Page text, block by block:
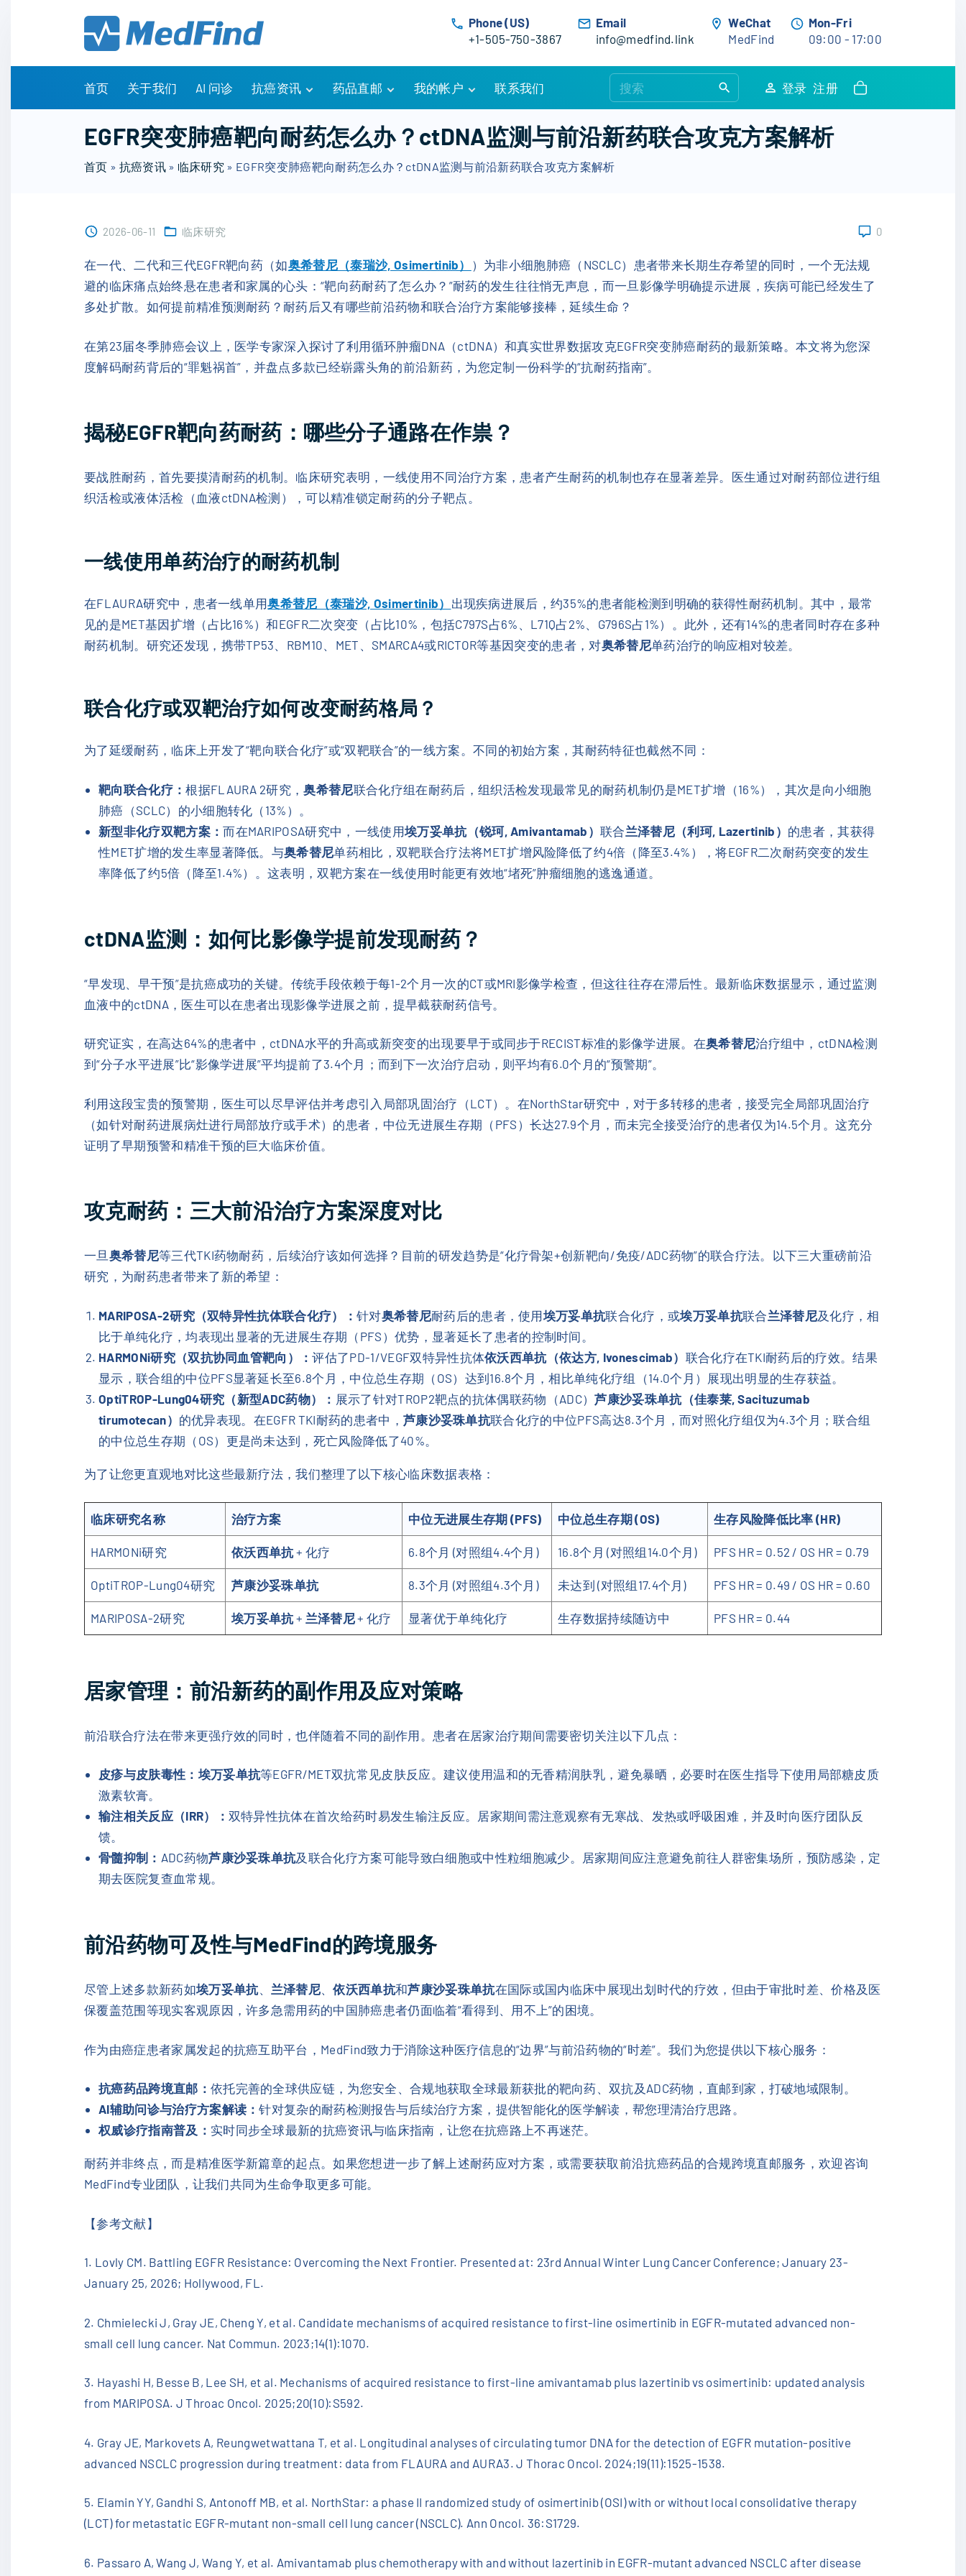
Phone (US)
+1-505-750-3867
Email
info@medfind.link
WeChat
MedFind
Mon-Fri
09:00 - 17:00
首页 关于我们 AI 问诊 抗癌资讯
有问有答
诊疗指南
药物信息
药品直邮
购物车
订单追踪
优惠活动
我的帐户
账户详情
我的订单
联系我们
e
r
:
登录 注册
EGFR突变肺癌靶向耐药怎么办？ctDNA监测与前沿新药联合攻克方案解析
首页 » 抗癌资讯» 临床研究 » EGFR突变肺癌靶向耐药怎么办？ctDNA监测与前沿新药联合攻克方案解析
2026-06-11 临床研究 0
在一代、二代和三代EGFR靶向药（如奥希替尼（泰瑞沙, Osimertinib）
）为非小细胞肺癌（NSCLC）患者带来长期生存希望的同时，一个无法规
避的临床痛点始终悬在患者和家属的心头：“靶向药耐药了怎么办？”耐药的发生往往悄无声息，而一旦影像学明确提示进展，疾病可能已经发生了
多处扩散。如何提前精准预测耐药？耐药后又有哪些前沿药物和联合治疗方案能够接棒，延续生命？
在第23届冬季肺癌会议上，医学专家深入探讨了利用循环肿瘤DNA（ctDNA）和真实世界数据攻克EGFR突变肺癌耐药的最新策略。本文将为您深
度解码耐药背后的“罪魁祸首”，并盘点多款已经崭露头角的前沿新药，为您定制一份科学的“抗耐药指南”。
揭秘EGFR靶向药耐药：哪些分子通路在作祟？
要战胜耐药，首先要摸清耐药的机制。临床研究表明，一线使用不同治疗方案，患者产生耐药的机制也存在显著差异。医生通过对耐药部位进行组
织活检或液体活检（血液ctDNA检测），可以精准锁定耐药的分子靶点。
一线使用单药治疗的耐药机制
在FLAURA研究中，患者一线单用奥希替尼（泰瑞沙, Osimertinib） 出现疾病进展后，约35%的患者能检测到明确的获得性耐药机制。其中，最常
见的是MET基因扩增（占比16%）和EGFR二次突变（占比10%，包括C797S占6%、L71Q占2%、G796S占1%）。此外，还有14%的患者同时存在多种
耐药机制。研究还发现，携带TP53、RBM10、MET、SMARCA4或RICTOR等基因突变的患者，对奥希替尼单药治疗的响应相对较差。
联合化疗或双靶治疗如何改变耐药格局？
为了延缓耐药，临床上开发了“靶向联合化疗”或“双靶联合”的一线方案。不同的初始方案，其耐药特征也截然不同：
靶向联合化疗：根据FLAURA 2研究，奥希替尼联合化疗组在耐药后，组织活检发现最常见的耐药机制仍是MET扩增（16%），其次是向小细胞
肺癌（SCLC）的小细胞转化（13%）。
新型非化疗双靶方案：而在MARIPOSA研究中，一线使用埃万妥单抗（锐珂, Amivantamab）联合兰泽替尼（利珂, Lazertinib） 的患者，其获得
性MET扩增的发生率显著降低。与奥希替尼单药相比，双靶联合疗法将MET扩增风险降低了约4倍（降至3.4%），将EGFR二次耐药突变的发生
率降低了约5倍（降至1.4%）。这表明，双靶方案在一线使用时能更有效地“堵死”肿瘤细胞的逃逸通道。
ctDNA监测：如何比影像学提前发现耐药？
“早发现、早干预”是抗癌成功的关键。传统手段依赖于每1-2个月一次的CT或MRI影像学检查，但这往往存在滞后性。最新临床数据显示，通过监测
血液中的ctDNA，医生可以在患者出现影像学进展之前，提早截获耐药信号。
研究证实，在高达64%的患者中，ctDNA水平的升高或新突变的出现要早于或同步于RECIST标准的影像学进展。在奥希替尼治疗组中，ctDNA检测
到“分子水平进展”比“影像学进展”平均提前了3.4个月；而到下一次治疗启动，则平均有6.0个月的“预警期”。
利用这段宝贵的预警期，医生可以尽早评估并考虑引入局部巩固治疗（LCT）。在NorthStar研究中，对于多转移的患者，接受完全局部巩固治疗
（如针对耐药进展病灶进行局部放疗或手术）的患者，中位无进展生存期（PFS）长达27.9个月，而未完全接受治疗的患者仅为14.5个月。这充分
证明了早期预警和精准干预的巨大临床价值。
攻克耐药：三大前沿治疗方案深度对比
一旦 奥希替尼等三代TKI药物耐药，后续治疗该如何选择？目前的研发趋势是“化疗骨架+创新靶向/免疫/ADC药物”的联合疗法。以下三大重磅前沿
研究，为耐药患者带来了新的希望：
MARIPOSA-2研究（双特异性抗体联合化疗）： 针对奥希替尼耐药后的患者，使用埃万妥单抗联合化疗，或埃万妥单抗联合兰泽替尼及化疗，相
比于单纯化疗，均表现出显著的无进展生存期（PFS）优势，显著延长了患者的控制时间。
HARMONi研究（双抗协同血管靶向）：评估了PD-1/VEGF双特异性抗体依沃西单抗（依达方, Ivonescimab） 联合化疗在TKI耐药后的疗效。结果
显示，联合组的中位PFS显著延长至6.8个月，中位总生存期（OS）达到16.8个月，相比单纯化疗组（14.0个月）展现出明显的生存获益。
OptiTROP-Lung04研究（新型ADC药物）： 展示了针对TROP2靶点的抗体偶联药物（ADC）芦康沙妥珠单抗（佳泰莱, Sacituzumab
tirumotecan） 的优异表现。在EGFR TKI耐药的患者中， 芦康沙妥珠单抗联合化疗的中位PFS高达8.3个月，而对照化疗组仅为4.3个月；联合组
的中位总生存期（OS）更是尚未达到，死亡风险降低了40%。
为了让您更直观地对比这些最新疗法，我们整理了以下核心临床数据表格：
临床研究名称 治疗方案 中位无进展生存期 (PFS) 中位总生存期 (OS) 生存风险降低比率 (HR)
HARMONi研究 依沃西单抗+ 化疗 6.8个月 (对照组4.4个月) 16.8个月 (对照组14.0个月) PFS HR = 0.52 / OS HR = 0.79
OptiTROP-Lung04研究 芦康沙妥珠单抗 8.3个月 (对照组4.3个月) 未达到 (对照组17.4个月) PFS HR = 0.49 / OS HR = 0.60
MARIPOSA-2研究 埃万妥单抗+ 兰泽替尼+ 化疗 显著优于单纯化疗 生存数据持续随访中 PFS HR = 0.44
居家管理：前沿新药的副作用及应对策略
前沿联合疗法在带来更强疗效的同时，也伴随着不同的副作用。患者在居家治疗期间需要密切关注以下几点：
皮疹与皮肤毒性： 埃万妥单抗等EGFR/MET双抗常见皮肤反应。建议使用温和的无香精润肤乳，避免暴晒，必要时在医生指导下使用局部糖皮质
激素软膏。
输注相关反应（IRR）： 双特异性抗体在首次给药时易发生输注反应。居家期间需注意观察有无寒战、发热或呼吸困难，并及时向医疗团队反
馈。
骨髓抑制： ADC药物芦康沙妥珠单抗及联合化疗方案可能导致白细胞或中性粒细胞减少。居家期间应注意避免前往人群密集场所，预防感染，定
期去医院复查血常规。
前沿药物可及性与MedFind的跨境服务
尽管上述多款新药如埃万妥单抗、 兰泽替尼、依沃西单抗和芦康沙妥珠单抗在国际或国内临床中展现出划时代的疗效，但由于审批时差、价格及医
保覆盖范围等现实客观原因，许多急需用药的中国肺癌患者仍面临着“看得到、用不上”的困境。
作为由癌症患者家属发起的抗癌互助平台，MedFind致力于消除这种医疗信息的“边界”与前沿药物的“时差”。我们为您提供以下核心服务：
抗癌药品跨境直邮： 依托完善的全球供应链，为您安全、合规地获取全球最新获批的靶向药、双抗及ADC药物，直邮到家，打破地域限制。
AI辅助问诊与治疗方案解读：针对复杂的耐药检测报告与后续治疗方案，提供智能化的医学解读，帮您理清治疗思路。
权威诊疗指南普及： 实时同步全球最新的抗癌资讯与临床指南，让您在抗癌路上不再迷茫。
耐药并非终点，而是精准医学新篇章的起点。如果您想进一步了解上述耐药应对方案，或需要获取前沿抗癌药品的合规跨境直邮服务，欢迎咨询
MedFind专业团队，让我们共同为生命争取更多可能。
【参考文献】
1. Lovly CM. Battling EGFR Resistance: Overcoming the Next Frontier. Presented at: 23rd Annual Winter Lung Cancer Conference; January 23-
January 25, 2026; Hollywood, FL.
2. Chmielecki J, Gray JE, Cheng Y, et al. Candidate mechanisms of acquired resistance to first-line osimertinib in EGFR-mutated advanced non-
small cell lung cancer. Nat Commun. 2023;14(1):1070.
3. Hayashi H, Besse B, Lee SH, et al. Mechanisms of acquired resistance to first-line amivantamab plus lazertinib vs osimertinib: updated analysis
from MARIPOSA. J Throac Oncol. 2025;20(10):S592.
4. Gray JE, Markovets A, Reungwetwattana T, et al. Longitudinal analyses of circulating tumor DNA for the detection of EGFR mutation-positive
advanced NSCLC progression during treatment: data from FLAURA and AURA3. J Thorac Oncol. 2024;19(11):1525-1538.
5. Elamin YY, Gandhi S, Antonoff MB, et al. NorthStar: a phase II randomized study of osimertinib (OSI) with or without local consolidative therapy
(LCT) for metastatic EGFR-mutant non-small cell lung cancer (NSCLC). Ann Oncol. 36:S1729.
6. Passaro A, Wang J, Wang Y, et al. Amivantamab plus chemotherapy with and without lazertinib in EGFR-mutant advanced NSCLC after disease